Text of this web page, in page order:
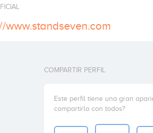
www.standseven.com
COMPARTIR PERFIL
Este perfil tiene una gran
compartirlo con todos?